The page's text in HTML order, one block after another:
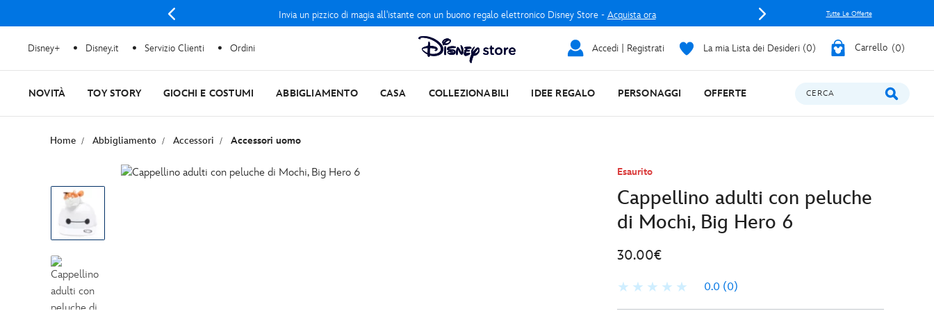
Invia un pizzico di magia all'istante con un buono regalo elettronico Disney Store - Acquista ora Tutte Le Offerte
Disney+ Disney.it Servizio Clienti Ordini Accedi | Registrati La mia Lista dei Desideri 0 Carrello 0
NOVITÀ TOY STORY GIOCHI E COSTUMI ABBIGLIAMENTO CASA COLLEZIONABILI IDEE REGALO PERSONAGGI OFFERTE CERCA
Home Abbigliamento Accessori Accessori uomo
Esaurito
Cappellino adulti con peluche
di Mochi, Big Hero 6
30.00€
0.0 (0)